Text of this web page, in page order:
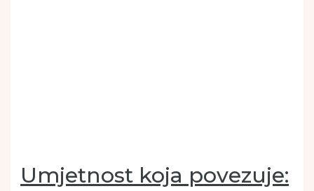
Umjetnost koja povezuje: